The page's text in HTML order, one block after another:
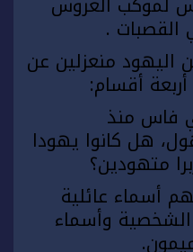
.
منعزلين عن
أقسام:
فاس منذ
هل كانوا يهودا
متهودين؟
أسماء عائلية
وأسماء